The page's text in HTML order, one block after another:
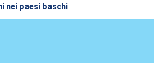
nei paesi baschi